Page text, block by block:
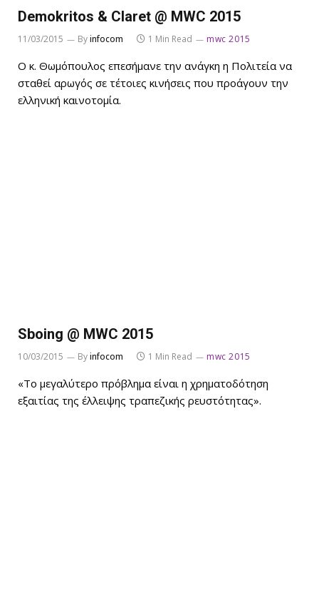
Demokritos & Claret @ MWC 2015
11/03/2015 Byinfocom 1 Min Read mwc 2015
Ο κ. Θωμόπουλος επεσήμανε την ανάγκη η Πολιτεία να
σταθεί αρωγός σε τέτοιες κινήσεις που προάγουν την
ελληνική καινοτομία.
Sboing @ MWC 2015
10/03/2015 Byinfocom 1 Min Read mwc 2015
«Το μεγαλύτερο πρόβλημα είναι η χρηματοδότηση
εξαιτίας της έλλειψης τραπεζικής ρευστότητας».